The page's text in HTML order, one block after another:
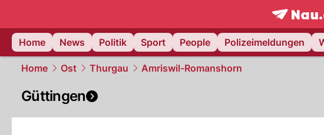
frontpage.
Home
News Politik Sport People Polizeimeldungen
Home Ost Thurgau Amriswil-Romanshorn
Güttingen